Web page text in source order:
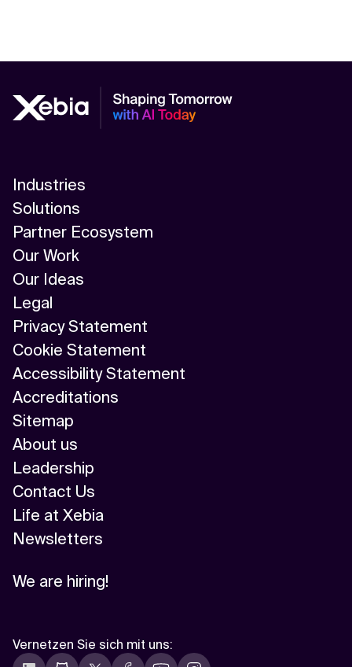
Industries
Solutions
Partner Ecosystem
Our Work
Our Ideas
Legal
Privacy Statement
Cookie Statement
Accessibility Statement
Accreditations
Sitemap
About us
Leadership
Contact Us
Life at Xebia
Newsletters
We are hiring!
Vernetzen Sie sich mit uns: